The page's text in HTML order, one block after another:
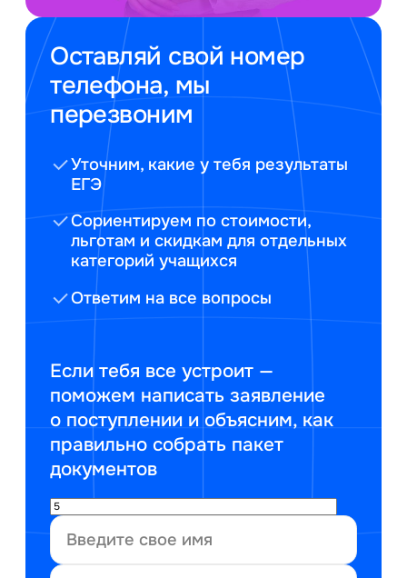
Оставляй свой номер
телефона, мы
перезвоним
Уточним, какие у тебя результаты
ЕГЭ
Сориентируем по стоимости,
льготам и скидкам для отдельных
категорий учащихся
Ответим на все вопросы
Если тебя все устроит —
поможем написать заявление
о поступлении и объясним, как
правильно собрать пакет
документов